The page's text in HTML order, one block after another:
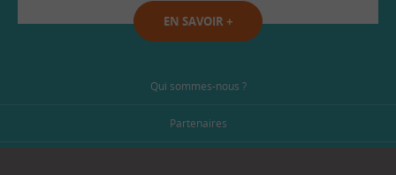
EN SAVOIR +
Qui sommes-nous ?
Partenaires